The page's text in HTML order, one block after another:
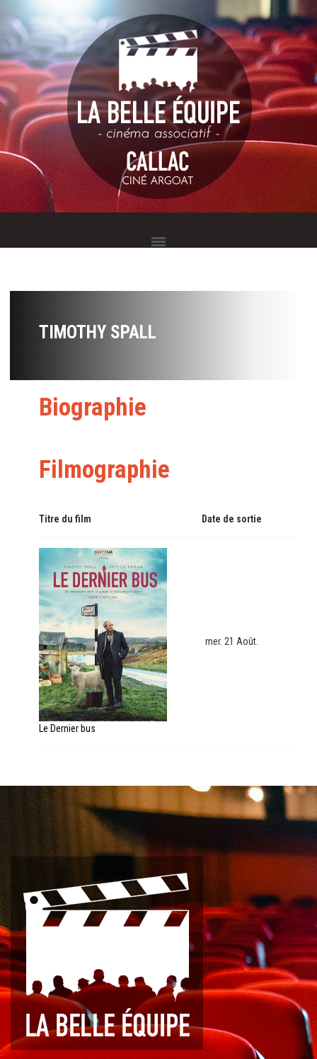
TIMOTHY SPALL
Biographie
Filmographie
Titre du film Date de sortie
Le Dernier bus
mer. 21 Août.